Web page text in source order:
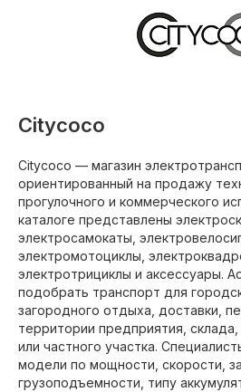
Citycoco
Citycoco — магазин
ориентированный на продажу
прогулочного и коммерческого
каталоге представлены
электросамокаты,
электромотоциклы,
электротрициклы и аксессуары.
подобрать транспорт для
загородного отдыха, доставки,
территории предприятия,
или частного участка.
модели по мощности, скорости,
грузоподъемности, типу